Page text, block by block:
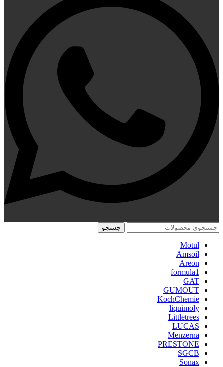
جستجو
Motul
Amsoil
Areon
formula1
GAT
GUMOUT
KochChemie
liquimoly
Littletrees
LUCAS
Menzerna
PRESTONE
SGCB
Sonax